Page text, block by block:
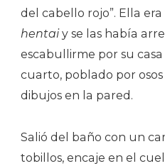
del cabello rojo”. Ella
hentaiy se las había
escabullirme por su
cuarto, poblado por
dibujos en la pared.
Salió del baño con un
tobillos, encaje en el